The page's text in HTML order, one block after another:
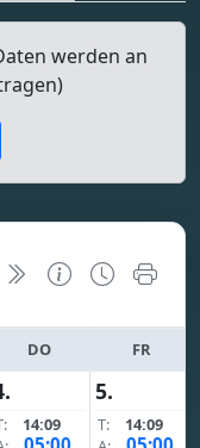
werden an
DO FR
14:09
5.
T:
14:09